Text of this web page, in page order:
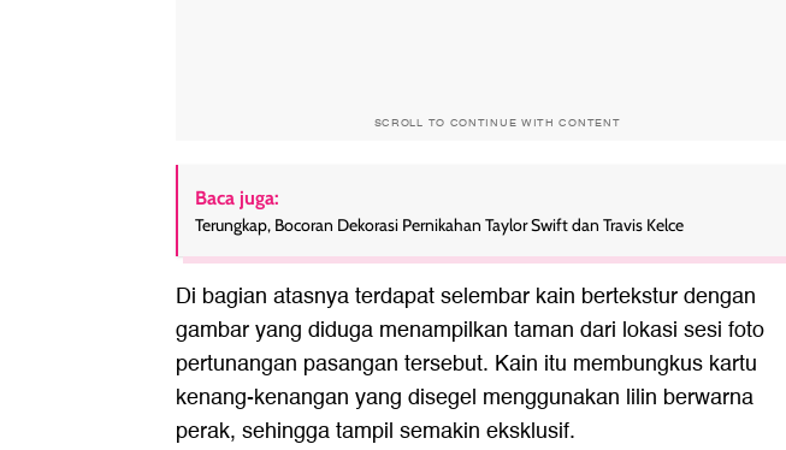
SCROLL TO CONTINUE WITH CONTENT
Baca juga:
Terungkap, Bocoran Dekorasi Pernikahan Taylor Swift dan Travis Kelce
Di bagian atasnya terdapat selembar kain bertekstur dengan
gambar yang diduga menampilkan taman dari lokasi sesi foto
pertunangan pasangan tersebut. Kain itu membungkus kartu
kenang-kenangan yang disegel menggunakan lilin berwarna
perak, sehingga tampil semakin eksklusif.